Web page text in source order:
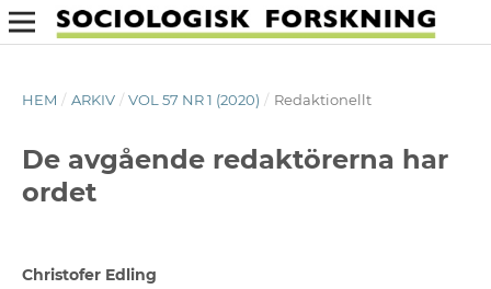
HEM / ARKIV / VOL 57 NR 1 (2020) / Redaktionellt
De avgående redaktörerna har
ordet
Christofer Edling